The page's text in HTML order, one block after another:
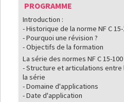
PROGRAMME
Introduction :
- Historique de la norme NF C
- Pourquoi une révision ?
- Objectifs de la formation
La série des normes NF C 15-
- Structure et articulations
la série
- Domaine d'applications
- Date d'application